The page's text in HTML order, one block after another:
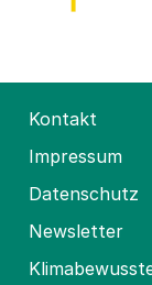
Kontakt
Impressum
Datenschutz
Newsletter